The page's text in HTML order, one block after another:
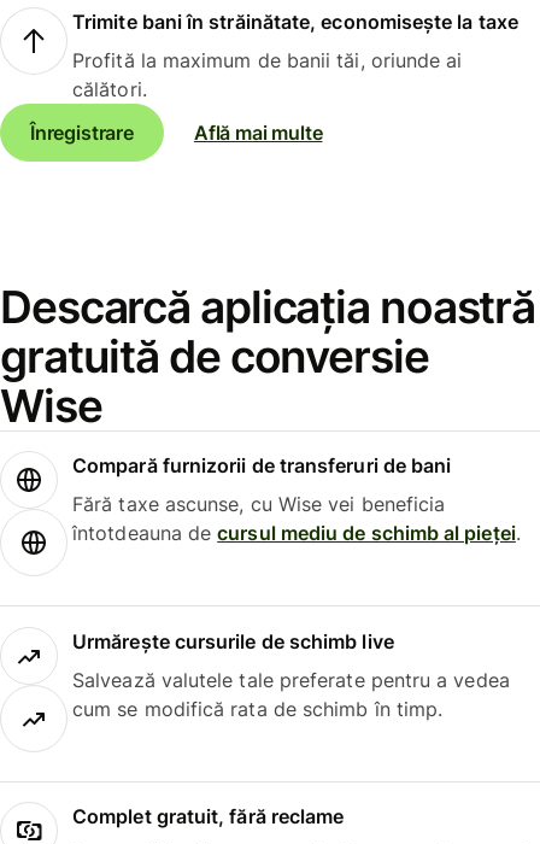
Trimite bani în străinătate, economisește la taxe
Profită la maximum de banii tăi, oriunde ai
călători.
Înregistrare
Află mai multe
Descarcă aplicația noastră
gratuită de conversie
Wise
Compară furnizorii de transferuri de bani
Fără taxe ascunse, cu Wise vei beneficia
întotdeauna decursul mediu de schimb al pieței.
Urmărește cursurile de schimb live
Salvează valutele tale preferate pentru a vedea
cum se modifică rata de schimb în timp.
Complet gratuit, fără reclame